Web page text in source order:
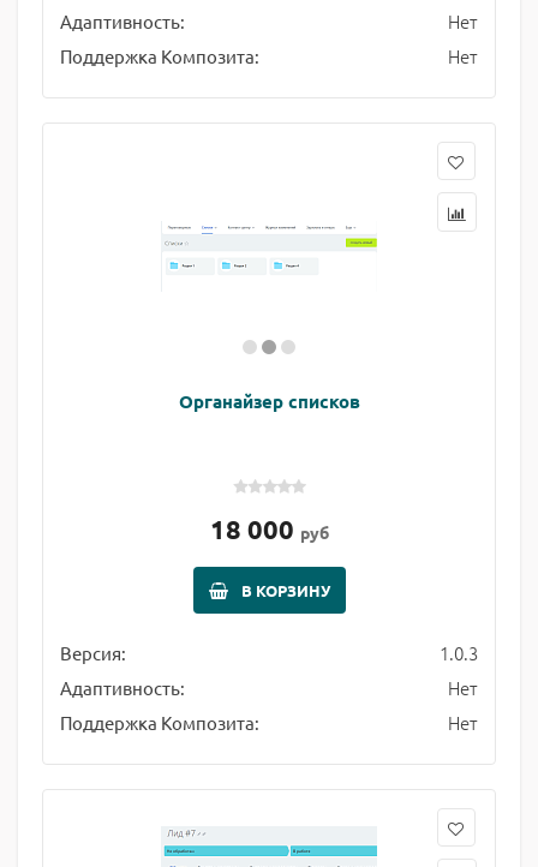
Адаптивность: Нет
Поддержка Композита: Нет
Органайзер списков
18 000 руб
В КОРЗИНУ
Версия: 1.0.3
Адаптивность: Нет
Поддержка Композита: Нет